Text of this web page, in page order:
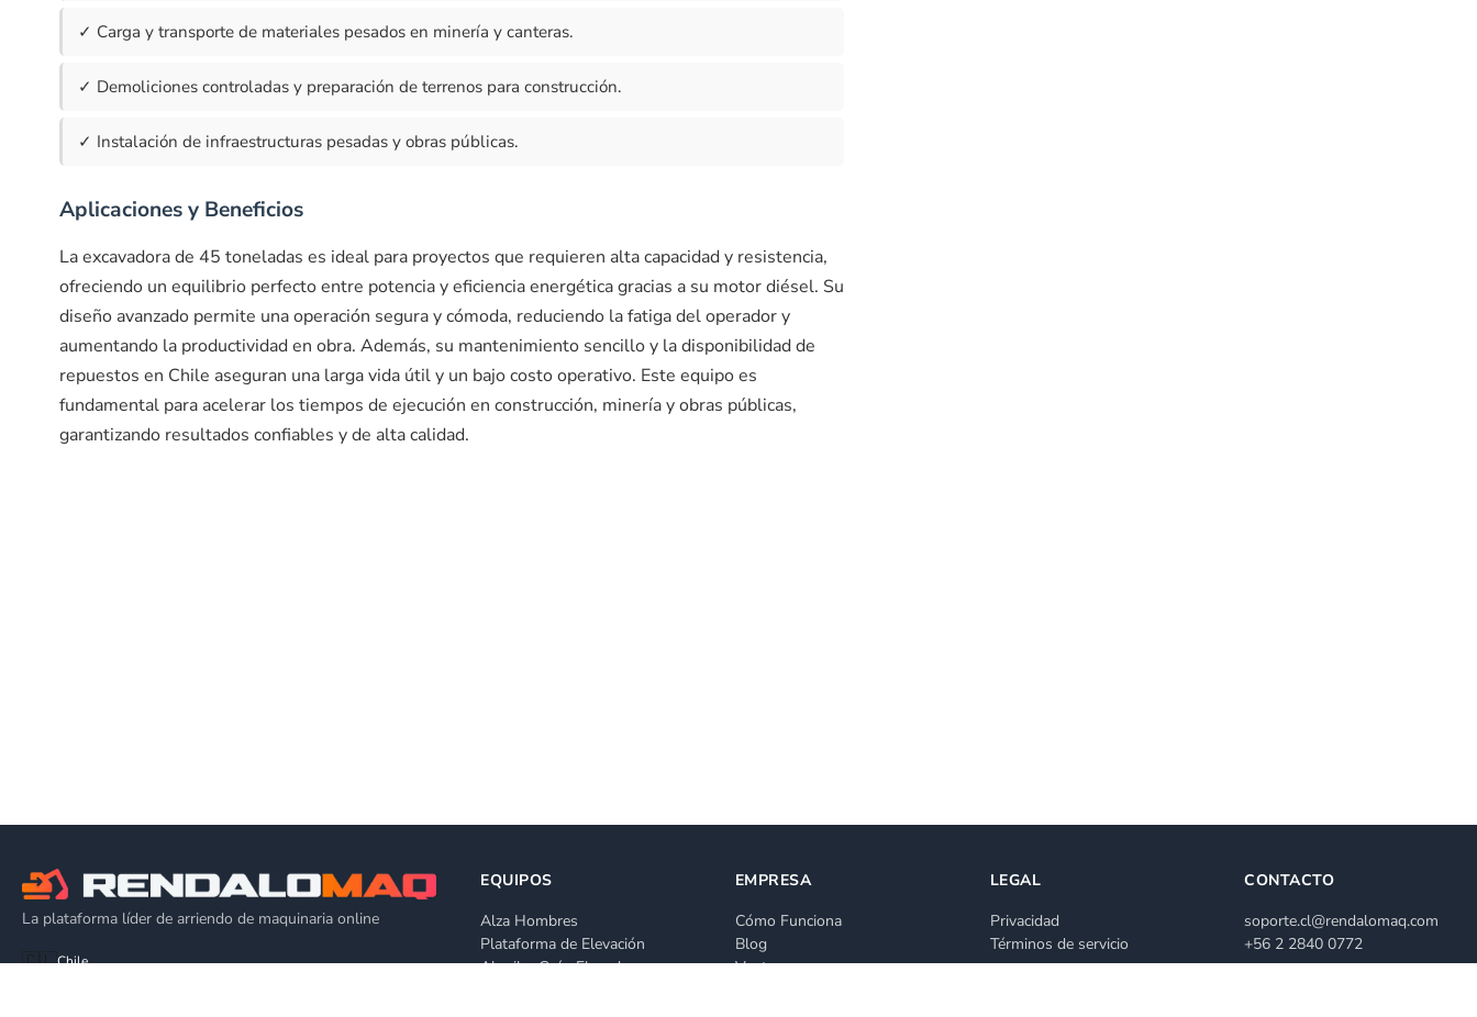
✓ Carga y transporte de materiales pesados en minería y canteras.
✓ Demoliciones controladas y preparación de terrenos para construcción.
✓ Instalación de infraestructuras pesadas y obras públicas.
Aplicaciones y Beneficios
La excavadora de 45 toneladas es ideal para proyectos que requieren alta capacidad y resistencia,
ofreciendo un equilibrio perfecto entre potencia y eficiencia energética gracias a su motor diésel. Su
diseño avanzado permite una operación segura y cómoda, reduciendo la fatiga del operador y
aumentando la productividad en obra. Además, su mantenimiento sencillo y la disponibilidad de
repuestos en Chile aseguran una larga vida útil y un bajo costo operativo. Este equipo es
fundamental para acelerar los tiempos de ejecución en construcción, minería y obras públicas,
garantizando resultados confiables y de alta calidad.
La plataforma líder de arriendo de maquinaria online
🇨🇱Chile
EQUIPOS
Alza Hombres
Plataforma de Elevación
Alquiler Grúa Elevadora
EMPRESA
Cómo Funciona
Blog
Ventas
LEGAL
Privacidad
Términos de servicio
CONTACTO
soporte.cl@rendalomaq.com
+56 2 2840 0772